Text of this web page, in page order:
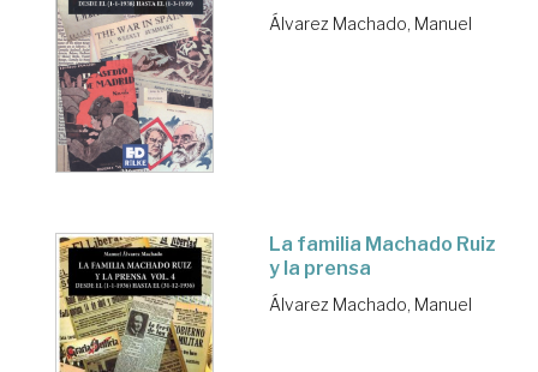
Álvarez Machado, Manuel
La familia Machado Ruiz
y la prensa
Álvarez Machado, Manuel